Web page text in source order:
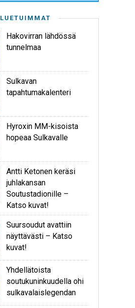
LUETUIMMAT
Hakovirran lähdössä
tunnelmaa
Sulkavan
tapahtumakalenteri
Hyroxin MM-kisoista
hopeaa Sulkavalle
Antti Ketonen keräsi
juhlakansan
Soutustadionille –
Katso kuvat!
Suursoudut avattiin
näyttävästi – Katso
kuvat!
Yhdellätoista
soutukuninkuudella ohi
sulkavalaislegendan